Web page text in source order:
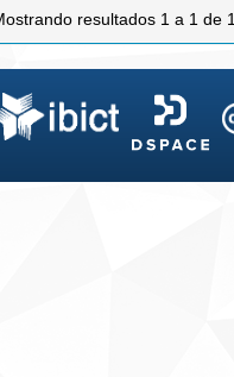
resultados 1 a 1 de 1